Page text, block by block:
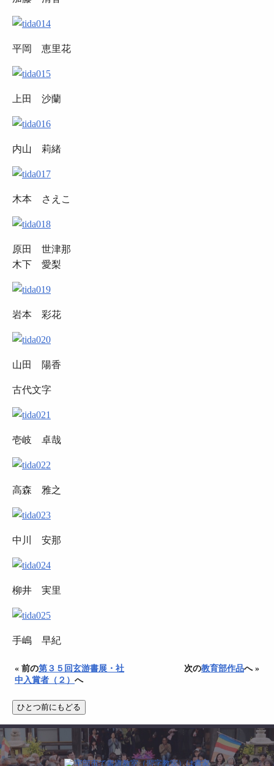
平岡 恵里花
上田 沙蘭
内山 莉緒
木本 さえこ
原田 世津那
木下 愛梨
岩本 彩花
山田 陽香
古代文字
壱岐 卓哉
高森 雅之
中川 安那
柳井 実里
手嶋 早紀
« 前の第３５回玄游書展・社
中入賞者（２） へ
次の教育部作品へ »